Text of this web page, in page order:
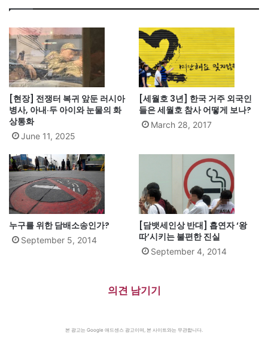
[현장] 전쟁터 복귀 앞둔 러시아
병사, 아내·두 아이와 눈물의 화
상통화
June 11, 2025
[세월호 3년] 한국 거주 외국인
들은 세월호 참사 어떻게 보나?
March 28, 2017
누구를 위한 담배소송인가?
September 5, 2014
[담뱃세인상 반대] 흡연자 ‘왕
따’시키는 불편한 진실
September 4, 2014
의견 남기기
본 광고는 Google 애드센스 광고이며, 본 사이트와는 무관합니다.